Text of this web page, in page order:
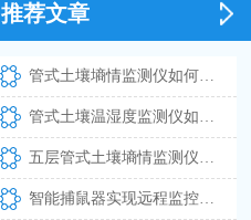
推荐文章
管式土壤墒情监测仪如何实现多深度土壤温湿度同步测量
管式土壤温湿度监测仪如何实现多层土壤参数同步测量
五层管式土壤墒情监测仪实现多深度土壤温湿度的同步测量
智能捕鼠器实现远程监控与自动识别鼠害